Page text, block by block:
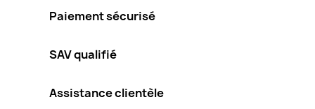
Paiement sécurisé
SAV qualifié
Assistance clientèle